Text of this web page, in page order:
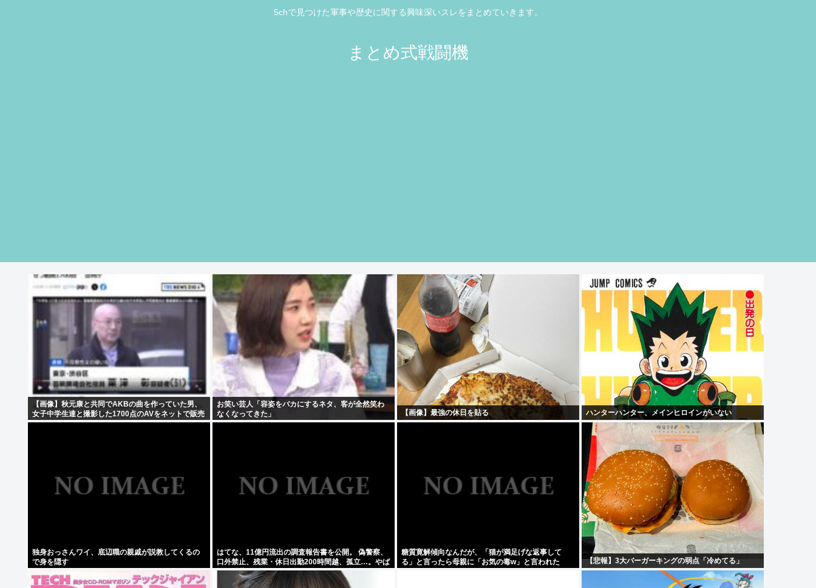
5chで見つけた軍事や歴史に関する興味深いスレをまとめていきます。
まとめ式戦闘機
【画像】秋元康と共同でAKBの曲を作っていた男、
女子中学生達と撮影した1700点のAVをネットで販売
していたwww
お笑い芸人「容姿をバカにするネタ、客が全然笑わ
なくなってきた」
【画像】最強の休日を貼る ハンターハンター、メインヒロインがいない
独身おっさんワイ、底辺職の親戚が説教してくるの
で身を隠す
はてな、11億円流出の調査報告書を公開。 偽警察、
口外禁止、残業・休日出勤200時間越、孤立…。やば
すぎて草はえる
糖質寛解傾向なんだが、「猫が満足げな返事して
る」と言ったら母親に「お気の毒w」と言われた
【悲報】3大バーガーキングの弱点「冷めてる」